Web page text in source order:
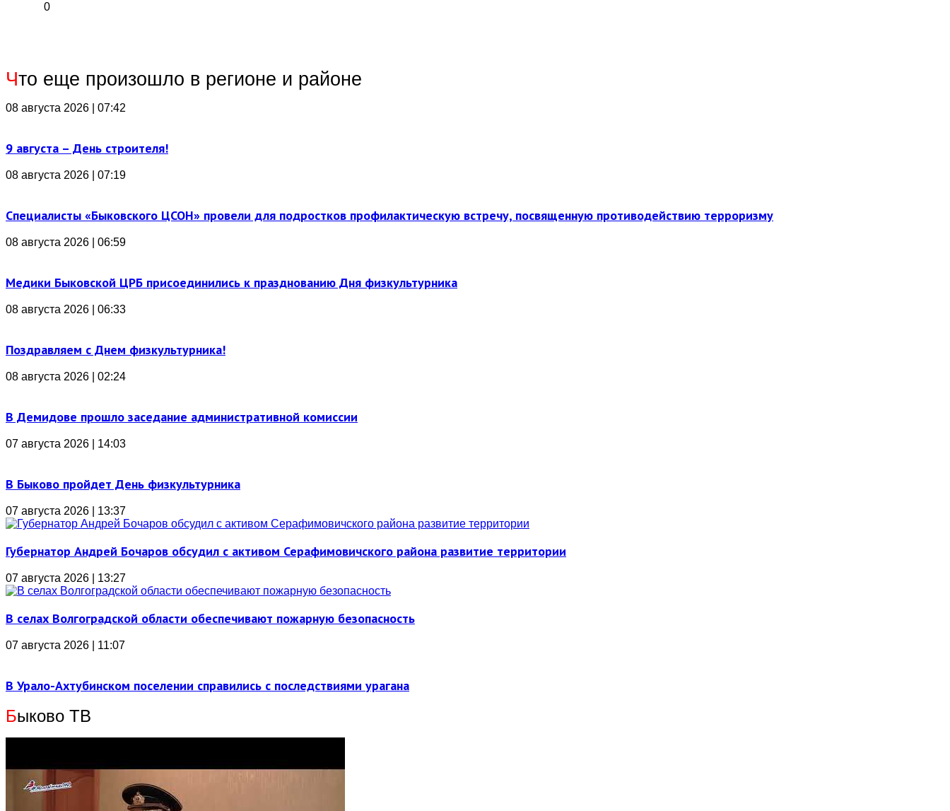
0
Что еще произошло в регионе и районе
08 августа 2026 | 07:42
9 августа – День строителя!
08 августа 2026 | 07:19
Специалисты «Быковского ЦСОН» провели для подростков профилактическую встречу, посвященную противодействию терроризму
08 августа 2026 | 06:59
Медики Быковской ЦРБ присоединились к празднованию Дня физкультурника
08 августа 2026 | 06:33
Поздравляем с Днем физкультурника!
08 августа 2026 | 02:24
В Демидове прошло заседание административной комиссии
07 августа 2026 | 14:03
В Быково пройдет День физкультурника
07 августа 2026 | 13:37
Губернатор Андрей Бочаров обсудил с активом Серафимовичского района развитие территории
07 августа 2026 | 13:27
В селах Волгоградской области обеспечивают пожарную безопасность
07 августа 2026 | 11:07
В Урало-Ахтубинском поселении справились с последствиями урагана
Быково ТВ